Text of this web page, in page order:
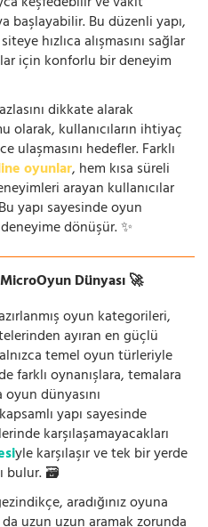
başlayabilir. Bu düzenli yapı,
hızlıca alışmasını sağlar
için konforlu bir deneyim
dikkate alarak
olarak, kullanıcıların ihtiyaç
hedefler. Farklı
oyunlar, hem kısa süreli
arayan kullanıcılar
yapı sayesinde oyun
dönüşür. ✨
Dünyası 🚀
oyun kategorileri,
ayıran en güçlü
temel oyun türleriyle
farklı oynanışlara, temalara
dünyasını
yapı sayesinde
karşılaşamayacakları
yle karşılaşır ve tek bir yerde
bulur. 🗃️
aradığınız oyuna